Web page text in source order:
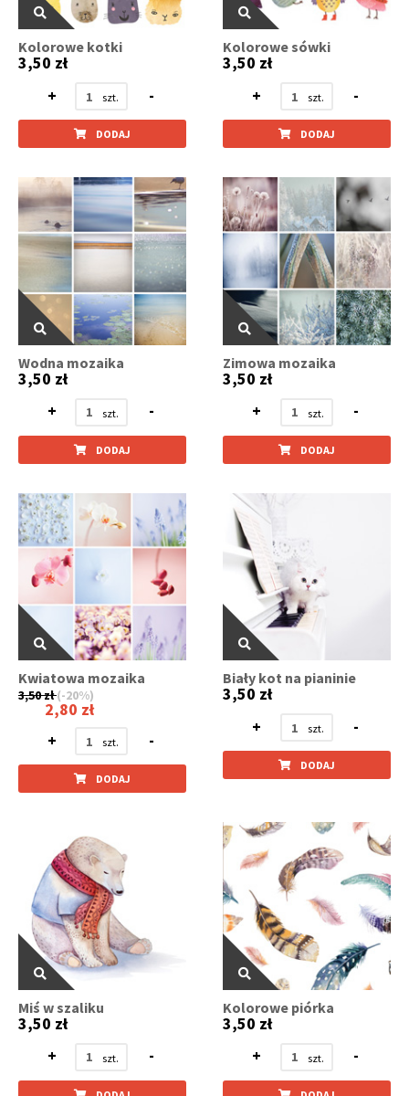
Kolorowe kotki
3,50 zł
+
-
DODAJ
Kolorowe sówki
3,50 zł
+
-
DODAJ
Wodna mozaika
3,50 zł
+
-
DODAJ
Zimowa mozaika
3,50 zł
+
-
DODAJ
Kwiatowa mozaika
3,50 zł (-20%)
2,80 zł
+
-
DODAJ
Biały kot na pianinie
3,50 zł
+
-
DODAJ
Miś w szaliku
3,50 zł
+
-
Kolorowe piórka
3,50 zł
+
-